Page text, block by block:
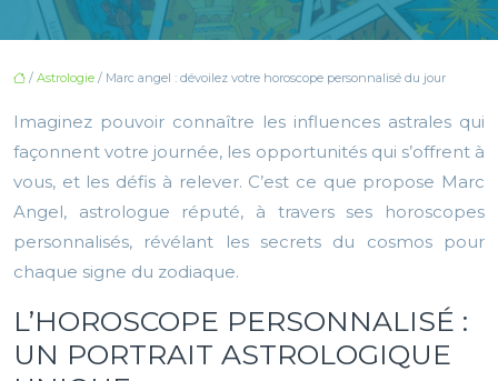
/ Astrologie / Marc angel : dévoilez votre horoscope personnalisé du jour
Imaginez pouvoir connaître les influences astrales qui
façonnent votre journée, les opportunités qui s’offrent à
vous, et les défis à relever. C’est ce que propose Marc
Angel, astrologue réputé, à travers ses horoscopes
personnalisés, révélant les secrets du cosmos pour
chaque signe du zodiaque.
L’HOROSCOPE PERSONNALISÉ :
UN PORTRAIT ASTROLOGIQUE